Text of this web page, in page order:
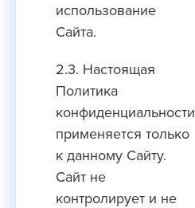
использование
Сайта.
2.3. Настоящая
Политика
конфиденциальности
применяется только
к данному Сайту.
Сайт не
контролирует и не